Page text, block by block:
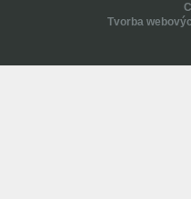
Tvorba